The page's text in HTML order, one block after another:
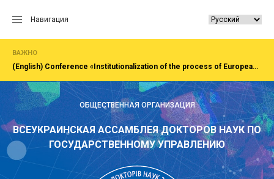
Навигация
ВАЖНО
(English) Сonference «Institutionalization of the process of European integration of society, economy, administration»Rivne, National University of water and EnvironmentFirst All-Ukrainian Congress of doctors in public administration
ОБЩЕСТВЕННАЯ ОРГАНИЗАЦИЯ
ВСЕУКРАИНСКАЯ АССАМБЛЕЯ ДОКТОРОВ НАУК ПО
ГОСУДАРСТВЕННОМУ УПРАВЛЕНИЮ